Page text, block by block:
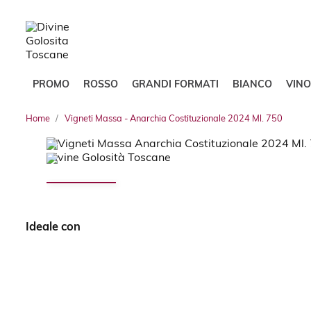
PROMO ROSSO GRANDI FORMATI BIANCO
Home Vigneti Massa - Anarchia Costituzionale 2024 Ml. 750
Ideale con